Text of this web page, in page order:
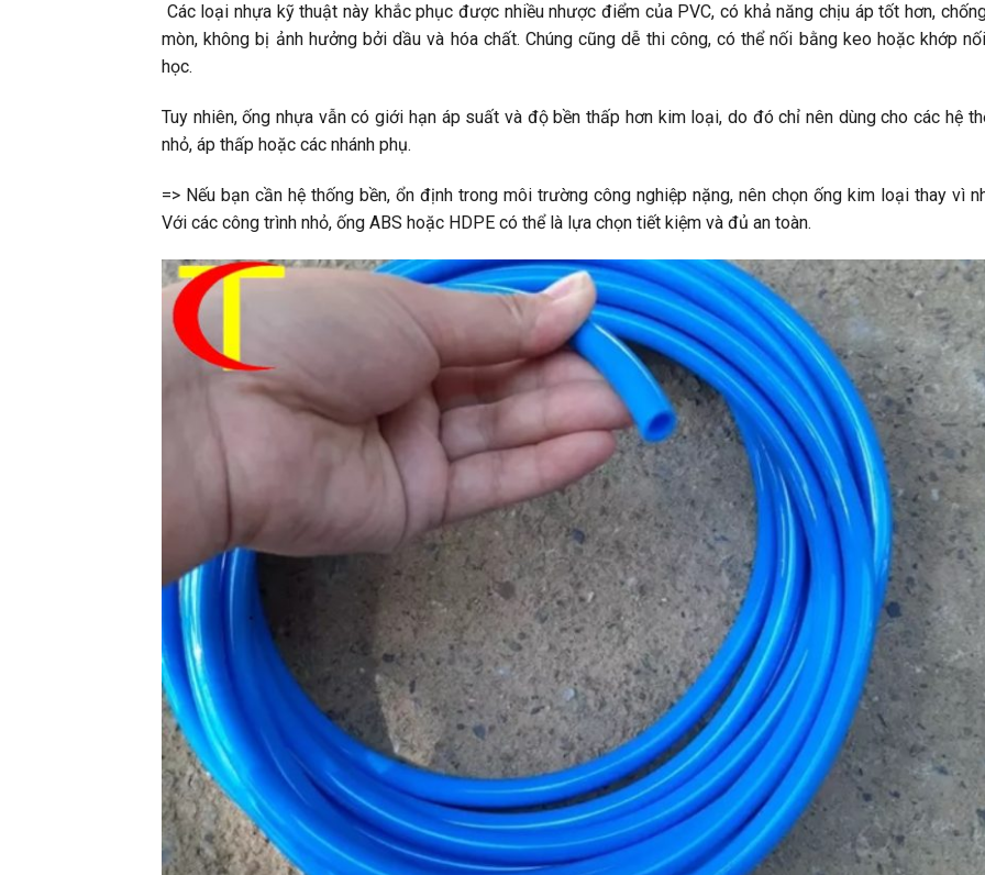
Các loại nhựa kỹ thuật này khắc phục được nhiều nhược điểm của PVC, có khả năng chịu áp tốt hơn,
mòn, không bị ảnh hưởng bởi dầu và hóa chất. Chúng cũng dễ thi công, có thể nối bằng keo hoặc khớp
học.
Tuy nhiên, ống nhựa vẫn có giới hạn áp suất và độ bền thấp hơn kim loại, do đó chỉ nên dùng cho các hệ
nhỏ, áp thấp hoặc các nhánh phụ.
=> Nếu bạn cần hệ thống bền, ổn định trong môi trường công nghiệp nặng, nên chọn ống kim loại thay vì
Với các công trình nhỏ, ống ABS hoặc HDPE có thể là lựa chọn tiết kiệm và đủ an toàn.